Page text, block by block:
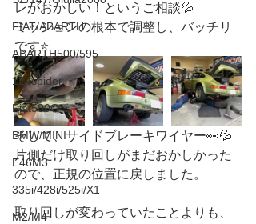
FIAT/ABARTH
ABARTH500/595
124spider
Fiat500C
BMW/MINI
E46M3
335i/428i/525i/X1
M2/M4
レがおかしい！というご相談💦
ミッションの根本で調整し、バッチリ
です⭐️
そして、サイドブレーキワイヤー👀💦
片側だけ取り回しがまだおかしかった
ので、正規の位置に戻しました。
取り回しが変わっていたことよりも、